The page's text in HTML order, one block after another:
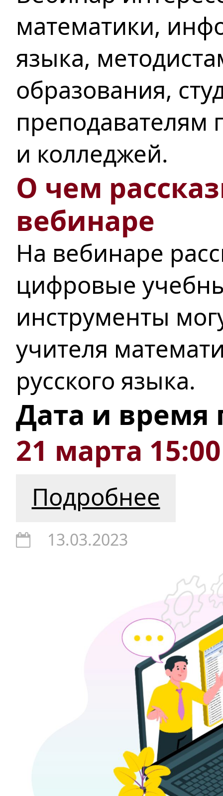
математики,
языка,
образования,
преподавателям
и колледжей.
О чем
вебинаре
На вебинаре
цифровые
инструменты
учителя
русского языка.
Дата и время
21 марта
Подробнее
13.03.2023